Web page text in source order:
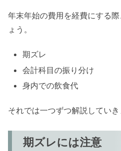
年末年始の費用を経費にする
ょう。
期ズレ
会計科目の振り分け
身内での飲食代
それでは一つずつ解説していき
期ズレには注意